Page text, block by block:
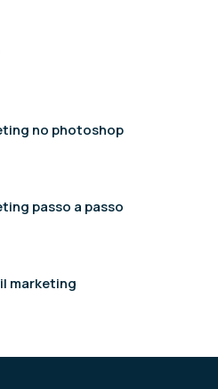
no photoshop
passo a passo
marketing